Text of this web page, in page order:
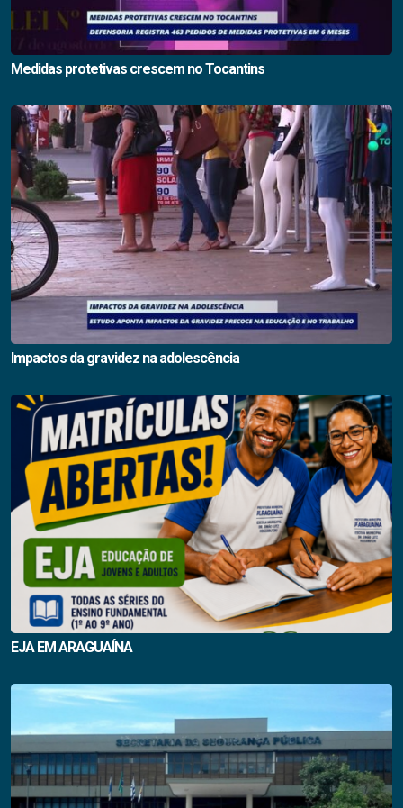
Medidas protetivas crescem no Tocantins
Impactos da gravidez na adolescência
EJA EM ARAGUAÍNA